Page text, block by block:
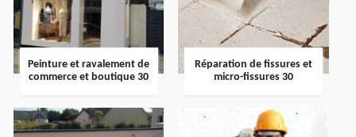
Peinture et ravalement de
commerce et boutique 30
Réparation de fissures et
micro-fissures 30